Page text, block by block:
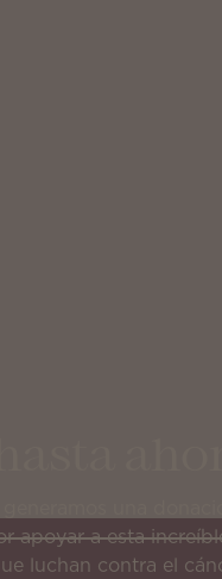
apoyar a esta
luchan contra el